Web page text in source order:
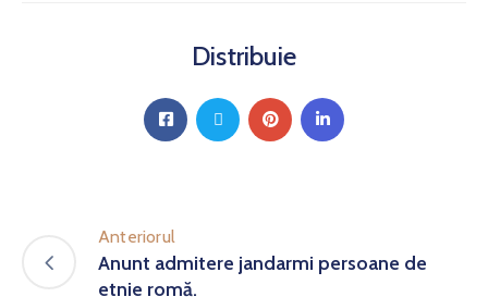
Distribuie
Anteriorul
Anunt admitere jandarmi persoane de
etnie romă.